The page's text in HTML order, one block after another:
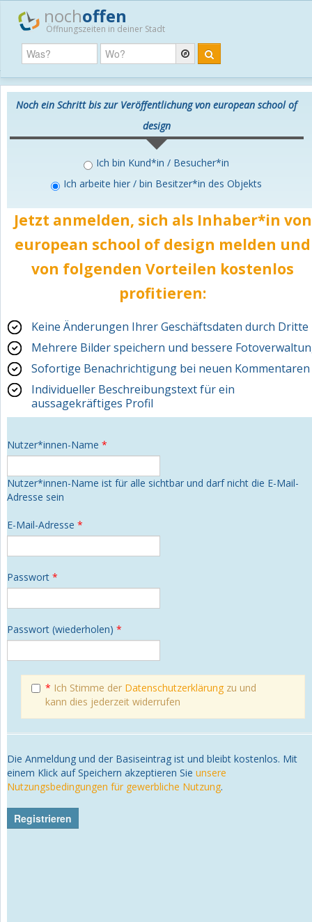
nochoffen
Öffnungszeiten in deiner Stadt
Noch ein Schritt bis zur Veröffentlichung von european school of
design
Ich bin Kund*in / Besucher*in
Ich arbeite hier / bin Besitzer*in des Objekts
Jetzt anmelden, sich als Inhaber*in von
european school of design melden und
von folgenden Vorteilen kostenlos
profitieren:
Keine Änderungen Ihrer Geschäftsdaten durch Dritte
Mehrere Bilder speichern und bessere
Sofortige Benachrichtigung bei neuen Kommentaren
Individueller Beschreibungstext für ein
aussagekräftiges Profil
Nutzer*innen-Name *
Nutzer*innen-Name ist für alle sichtbar und darf nicht die E-Mail-
Adresse sein
E-Mail-Adresse *
Passwort *
Passwort (wiederholen) *
* Ich Stimme der Datenschutzerklärungzu und
kann dies jederzeit widerrufen
Die Anmeldung und der Basiseintrag ist und bleibt kostenlos. Mit
einem Klick auf Speichern akzeptieren Sie unsere
Nutzungsbedingungen für gewerbliche Nutzung.